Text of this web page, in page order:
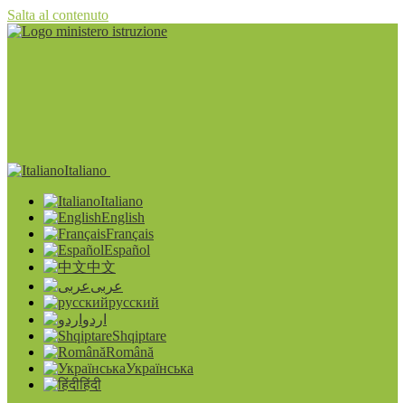
Salta al contenuto
Italiano
Italiano
English
Français
Español
中文
عربى
русский
اردو
Shqiptare
Română
Українська
हिंदी